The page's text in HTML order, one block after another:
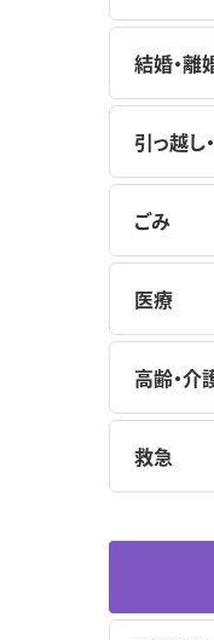
結婚・離
引っ越し
ごみ
医療
高齢・介
救急